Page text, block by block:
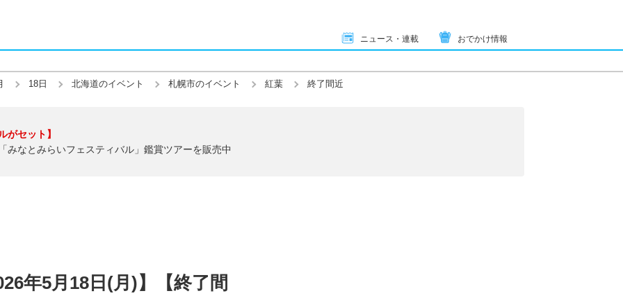
ニュース・連載 おでかけ情報
18日 北海道のイベント 札幌市のイベント 紅葉 終了間近
がセット】
みなとみらいフェスティバル」鑑賞ツアーを販売中
年5月18日(月)】【終了間